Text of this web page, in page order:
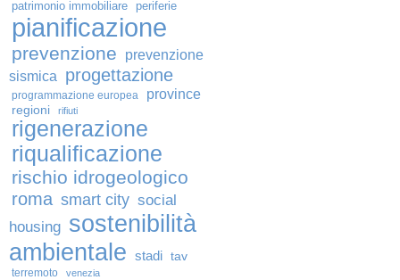
patrimonio immobiliare periferie
pianificazione
prevenzione
prevenzione
sismica
progettazione
programmazione europea province
regioni rifiuti
rigenerazione
riqualificazione
rischio idrogeologico
roma smart city social
housing sostenibilità
ambientale stadi tav
terremoto venezia